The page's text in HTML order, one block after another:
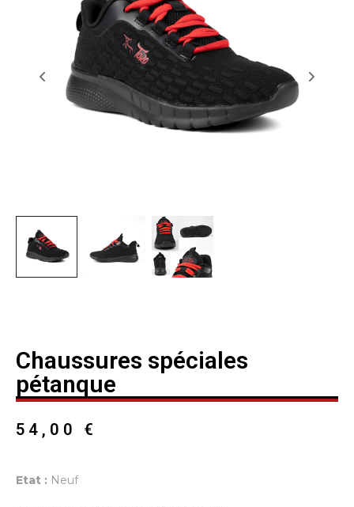
Chaussures spéciales
pétanque
54,00 €
Etat : Neuf